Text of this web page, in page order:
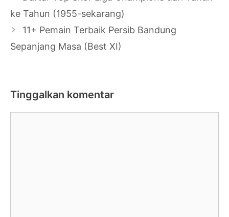
Tulisan
ke Tahun (1955-sekarang)
11+ Pemain Terbaik Persib Bandung
Sepanjang Masa (Best XI)
Tinggalkan komentar